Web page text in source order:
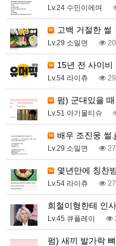
Lv.24 수민이에여
고백 거절한 썰
Lv.29 소밀면
15년 전 사이비
Lv.54 라이츄
펌) 군대있을
Lv.51 아기물티슈
배우 조진웅 썰
Lv.29 소밀면
몇년만에 칭찬
Lv.54 라이츄
희철이형한테 인
Lv.45 큐플레이
펌) 새끼 발가락